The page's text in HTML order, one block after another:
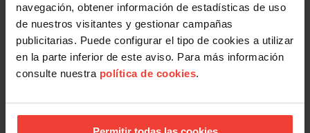
navegación, obtener información de estadísticas de uso
de nuestros visitantes y gestionar campañas
publicitarias. Puede configurar el tipo de cookies a utilizar
en la parte inferior de este aviso. Para más información
consulte nuestra política de cookies.